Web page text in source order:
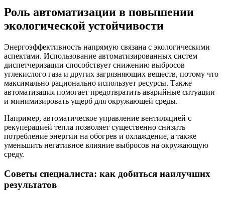
Роль автоматизации в повышении
экологической устойчивости
Энергоэффективность напрямую связана с экологическими
аспектами. Использование автоматизированных систем
диспетчеризации способствует снижению выбросов
углекислого газа и других загрязняющих веществ, потому что
максимально рационально использует ресурсы. Также
автоматизация помогает предотвратить аварийные ситуации
и минимизировать ущерб для окружающей среды.
Например, автоматическое управление вентиляцией с
рекуперацией тепла позволяет существенно снизить
потребление энергии на обогрев и охлаждение, а также
уменьшить негативное влияние выбросов на окружающую
среду.
Советы специалиста: как добиться наилучших
результатов